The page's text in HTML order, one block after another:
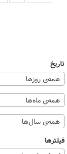
تاریخ
همه‌ی روزها
همه‌ی ماه‌ها
همه‌ی سال‌ها
فیلترها